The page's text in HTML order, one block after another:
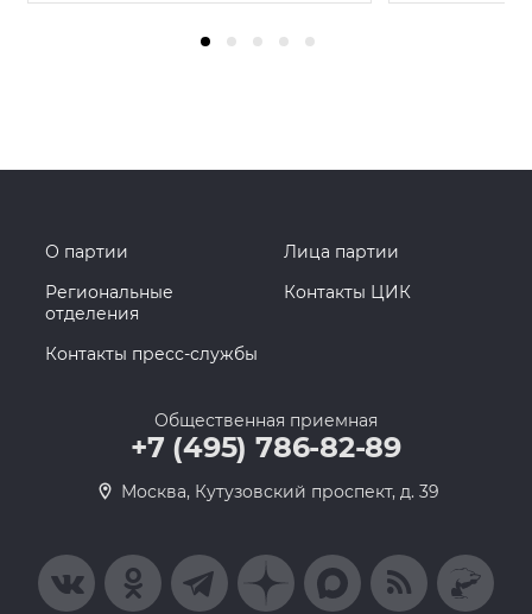
О партии
Лица партии
Региональные
отделения
Контакты ЦИК
Контакты пресс-службы
Общественная приемная
+7 (495) 786-82-89
Москва, Кутузовский проспект, д. 39